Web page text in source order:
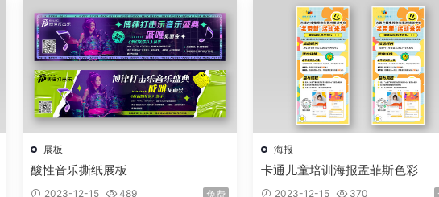
展板
酸性音乐撕纸展板
2023-12-15 489 免费
海报
卡通儿童培训海报孟菲斯色彩
2023-12-15 370